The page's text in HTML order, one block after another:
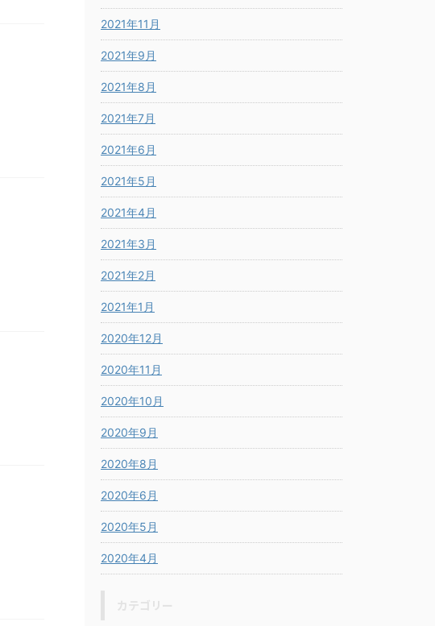
2021年11月
2021年9月
2021年8月
2021年7月
2021年6月
2021年5月
2021年4月
2021年3月
2021年2月
2021年1月
2020年12月
2020年11月
2020年10月
2020年9月
2020年8月
2020年6月
2020年5月
2020年4月